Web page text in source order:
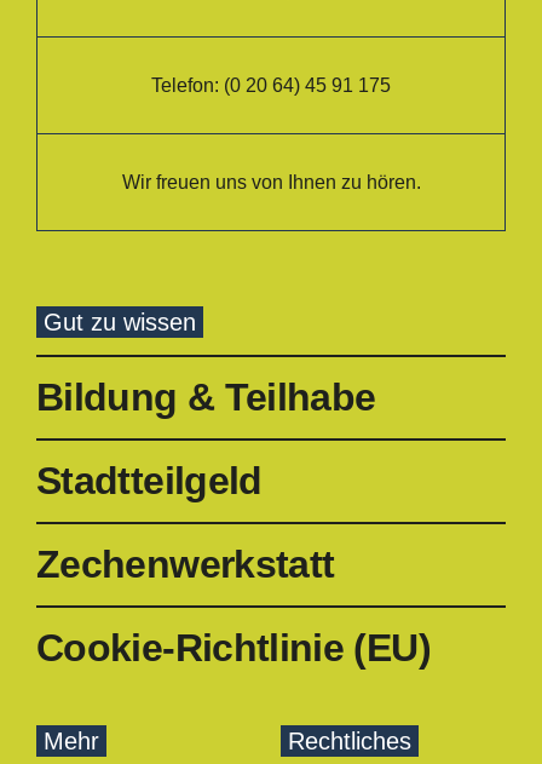
Telefon: (0 20 64) 45 91 175
Wir freuen uns von Ihnen zu hören.
Gut zu wissen
Bildung & Teilhabe
Stadtteilgeld
Zechenwerkstatt
Cookie-Richtlinie (EU)
Mehr Rechtliches